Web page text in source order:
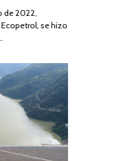
de 2022,
se hizo